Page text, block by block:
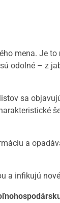
mena. Je to
odolné – z
sa
a
a infikujú